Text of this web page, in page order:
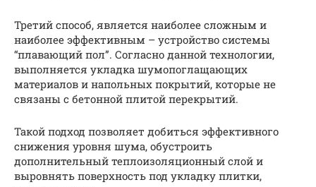
Третий способ, является наиболее сложным и
наиболее эффективным – устройство системы
“плавающий пол”. Согласно данной технологии,
выполняется укладка шумопоглащающих
материалов и напольных покрытий, которые не
связаны с бетонной плитой перекрытий.
Такой подход позволяет добиться эффективного
снижения уровня шума, обустроить
дополнительный теплоизоляционный слой и
выровнять поверхность под укладку плитки,